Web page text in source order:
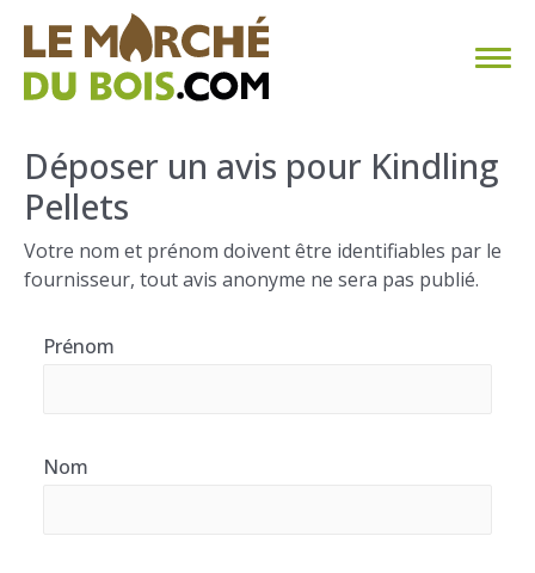
CHAUFFAGE AU BOIS
FAQ
CALCULER SA CONSOMMATION
Déposer un avis pour Kindling
Pellets
Votre nom et prénom doivent être identifiables par le
fournisseur, tout avis anonyme ne sera pas publié.
Prénom
Nom